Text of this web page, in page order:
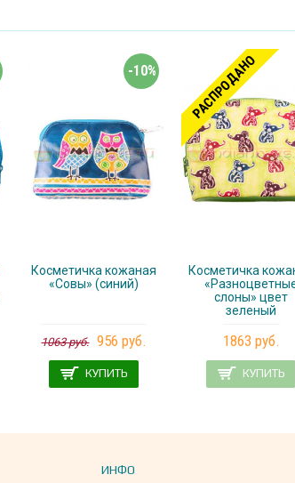
-10%
Косметичка кожаная
«Совы» (синий)
1063 руб. 956 руб.
КУПИТЬ
РАСПРОДАНО
Косметичка
слоны» цвет
зеленый
1863 руб.
КУПИТЬ
ИНФО